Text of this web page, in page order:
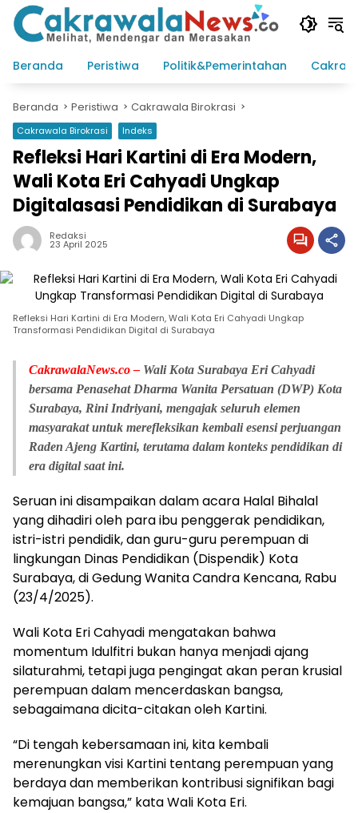
Langsung
konten
Beranda
Peristiwa Politik&Pemerintahan
Beranda Peristiwa Cakrawala Birokrasi
Cakrawala Birokrasi Indeks
Refleksi Hari Kartini di Era Modern,
Wali Kota Eri Cahyadi Ungkap
Digitalasasi Pendidikan di Surabaya
Redaksi
23 April 2025
Refleksi Hari Kartini di Era Modern, Wali Kota Eri Cahyadi Ungkap
Transformasi Pendidikan Digital di Surabaya
CakrawalaNews.co – Wali Kota Surabaya Eri Cahyadi
bersama Penasehat Dharma Wanita Persatuan (DWP) Kota
Surabaya, Rini Indriyani, mengajak seluruh elemen
masyarakat untuk merefleksikan kembali esensi perjuangan
Raden Ajeng Kartini, terutama dalam konteks pendidikan di
era digital saat ini.
Seruan ini disampaikan dalam acara Halal Bihalal
yang dihadiri oleh para ibu penggerak pendidikan,
istri-istri pendidik, dan guru-guru perempuan di
lingkungan Dinas Pendidikan (Dispendik) Kota
Surabaya, di Gedung Wanita Candra Kencana, Rabu
(23/4/2025).
Wali Kota Eri Cahyadi mengatakan bahwa
momentum Idulfitri bukan hanya menjadi ajang
silaturahmi, tetapi juga pengingat akan peran krusial
perempuan dalam mencerdaskan bangsa,
sebagaimana dicita-citakan oleh Kartini.
“Di tengah kebersamaan ini, kita kembali
merenungkan visi Kartini tentang perempuan yang
berdaya dan memberikan kontribusi signifikan bagi
kemajuan bangsa,” kata Wali Kota Eri.